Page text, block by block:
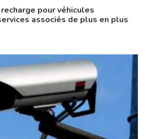
pour véhicules
associés de plus en plus